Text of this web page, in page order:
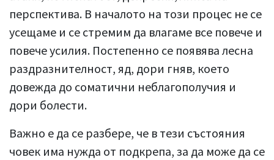
перспектива. В началото на този процес не се
усещаме и се стремим да влагаме все повече и
повече усилия. Постепенно се появява лесна
раздразнителност, яд, дори гняв, което
довежда до соматични неблагополучия и
дори болести.
Важно е да се разбере, че в тези състояния
човек има нужда от подкрепа, за да може да се